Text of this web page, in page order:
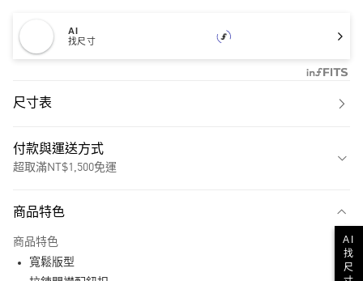
AI
找尺寸
尺寸表
付款與運送方式
超取滿NT$1,500免運
商品特色
商品特色
寬鬆版型
AI
找
尺